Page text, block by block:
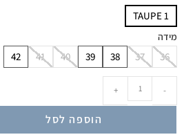
TAUPE 1
מידה
36
37
38
39
40
41
42
-
+
הוספה לסל